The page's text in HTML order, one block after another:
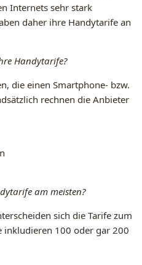
Internets sehr stark
daher ihre Handytarife an
Handytarife?
die einen Smartphone- bzw.
rechnen die Anbieter
am meisten?
sich die Tarife zum
inkludieren 100 oder gar 200